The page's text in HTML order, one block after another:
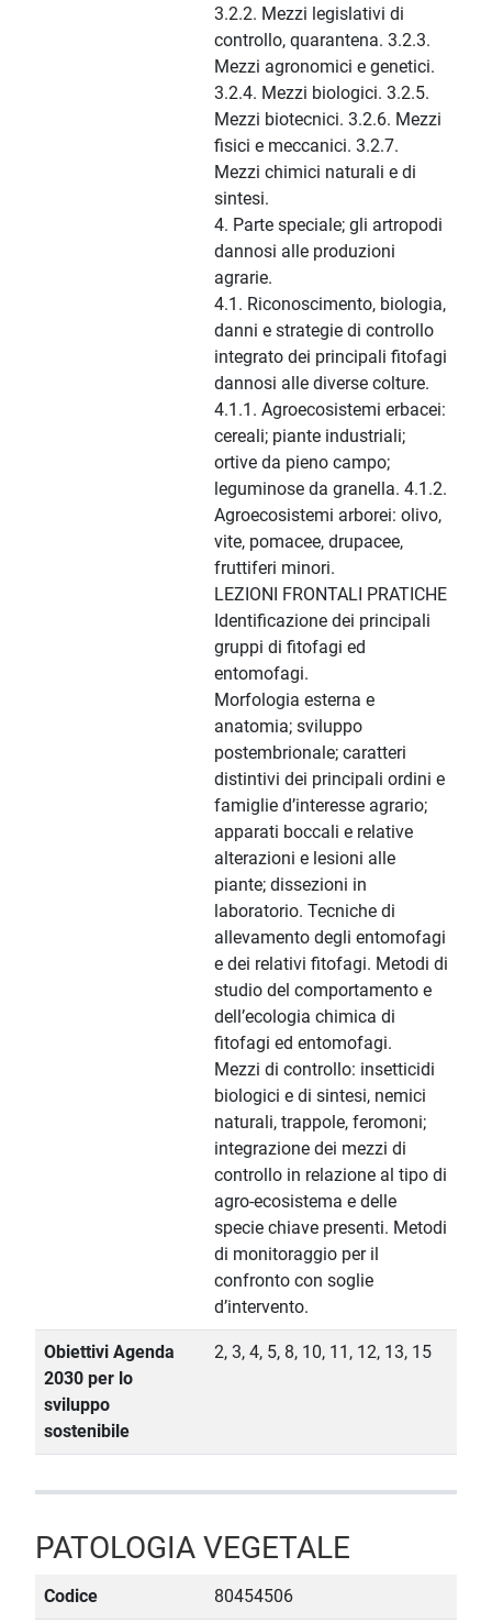
3.2.2. Mezzi legislativi di
controllo, quarantena. 3.2.3.
Mezzi agronomici e genetici.
3.2.4. Mezzi biologici. 3.2.5.
Mezzi biotecnici. 3.2.6. Mezzi
fisici e meccanici. 3.2.7.
Mezzi chimici naturali e di
sintesi.
4. Parte speciale; gli artropodi
dannosi alle produzioni
agrarie.
4.1. Riconoscimento, biologia,
danni e strategie di controllo
integrato dei principali fitofagi
dannosi alle diverse colture.
4.1.1. Agroecosistemi erbacei:
cereali; piante industriali;
ortive da pieno campo;
leguminose da granella. 4.1.2.
Agroecosistemi arborei: olivo,
vite, pomacee, drupacee,
fruttiferi minori.
LEZIONI FRONTALI PRATICHE
Identificazione dei principali
gruppi di fitofagi ed
entomofagi.
Morfologia esterna e
anatomia; sviluppo
postembrionale; caratteri
distintivi dei principali ordini e
famiglie d’interesse agrario;
apparati boccali e relative
alterazioni e lesioni alle
piante; dissezioni in
laboratorio. Tecniche di
allevamento degli entomofagi
e dei relativi fitofagi. Metodi di
studio del comportamento e
dell’ecologia chimica di
fitofagi ed entomofagi.
Mezzi di controllo: insetticidi
biologici e di sintesi, nemici
naturali, trappole, feromoni;
integrazione dei mezzi di
controllo in relazione al tipo di
agro-ecosistema e delle
specie chiave presenti. Metodi
di monitoraggio per il
confronto con soglie
d’intervento.
Obiettivi Agenda
2030 per lo
sviluppo
sostenibile
2, 3, 4, 5, 8, 10, 11, 12, 13, 15
PATOLOGIA VEGETALE
Codice 80454506